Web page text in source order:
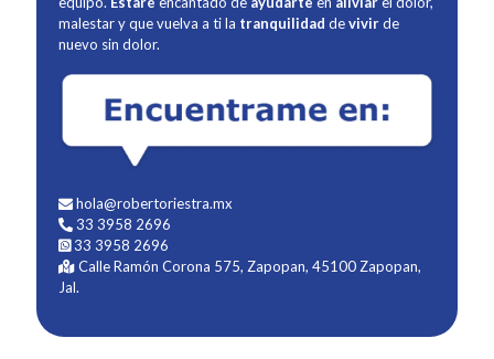
malestar y que vuelva a ti la tranquilidad devivirde
nuevo sin dolor.
hola@robertoriestra.mx
33 3958 2696
33 3958 2696
Calle Ramón Corona 575, Zapopan, 45100 Zapopan,
Jal.